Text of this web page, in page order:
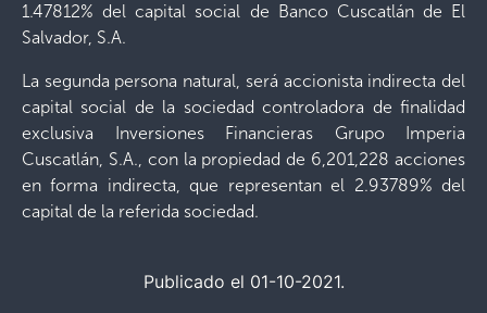
1.47812% del capital social de Banco Cuscatlán de El
Salvador, S.A.
La segunda persona natural, será accionista indirecta del
capital social de la sociedad controladora de finalidad
exclusiva Inversiones Financieras Grupo Imperia
Cuscatlán, S.A., con la propiedad de 6,201,228 acciones
en forma indirecta, que representan el 2.93789% del
capital de la referida sociedad.
Publicado el 01-10-2021.